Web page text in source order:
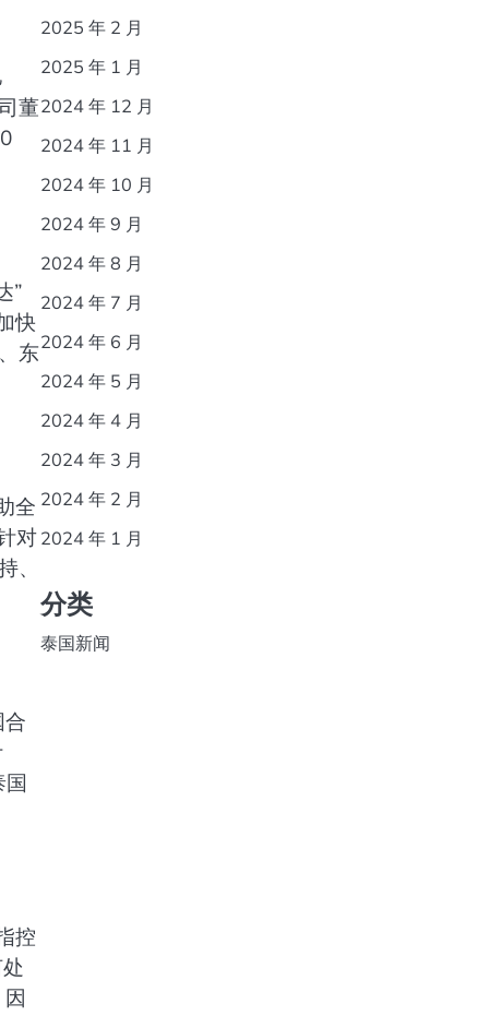
董
”
快
东
全
对
、
控
2025 年 2 月
2025 年 1 月
2024 年 12 月
2024 年 11 月
2024 年 10 月
2024 年 9 月
2024 年 8 月
2024 年 7 月
2024 年 6 月
2024 年 5 月
2024 年 4 月
2024 年 3 月
2024 年 2 月
2024 年 1 月
分类
泰国新闻